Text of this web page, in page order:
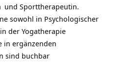
und Sporttherapeutin.
sowohl in Psychologischer
derYogatherapie
in ergänzenden
sind buchbar